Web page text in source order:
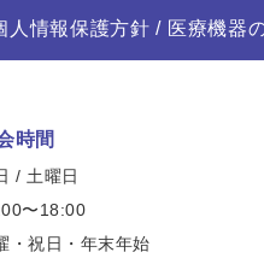
人情報保護方針 医療機器
時間
/ 土曜日
〜18:00
・祝日・年末年始